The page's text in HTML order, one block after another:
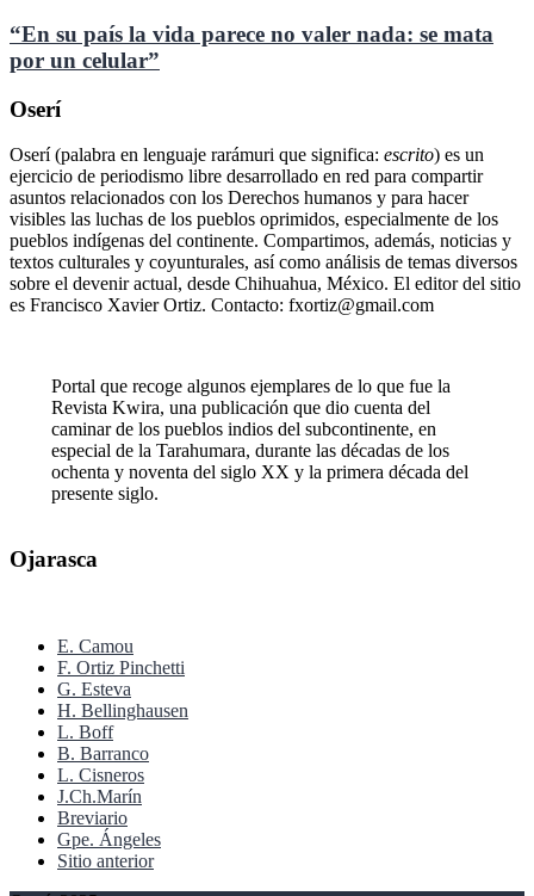
“En su país la vida parece no valer nada: se mata
por un celular”
Oserí
Oserí (palabra en lenguaje rarámuri que significa: escrito) es un
ejercicio de periodismo libre desarrollado en red para compartir
asuntos relacionados con los Derechos humanos y para hacer
visibles las luchas de los pueblos oprimidos, especialmente de los
pueblos indígenas del continente. Compartimos, además, noticias y
textos culturales y coyunturales, así como análisis de temas diversos
sobre el devenir actual, desde Chihuahua, México. El editor del sitio
es Francisco Xavier Ortiz. Contacto: fxortiz@gmail.com
Portal que recoge algunos ejemplares de lo que fue la
Revista Kwira, una publicación que dio cuenta del
caminar de los pueblos indios del subcontinente, en
especial de la Tarahumara, durante las décadas de los
ochenta y noventa del siglo XX y la primera década del
presente siglo.
Ojarasca
E. Camou
F. Ortiz Pinchetti
G. Esteva
H. Bellinghausen
L. Boff
B. Barranco
L. Cisneros
J.Ch.Marín
Breviario
Gpe. Ángeles
Sitio anterior